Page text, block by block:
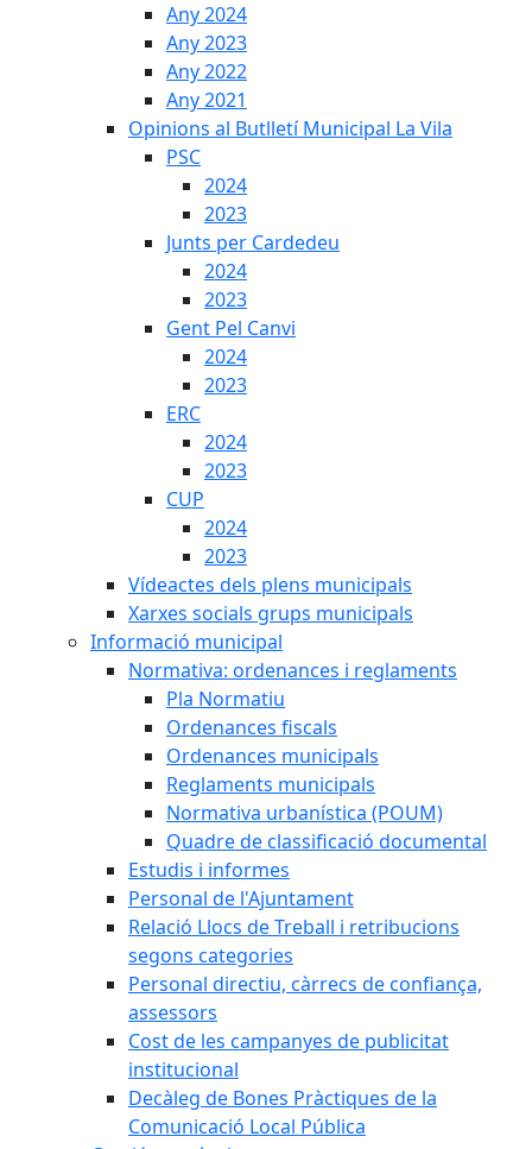
Any 2024
Any 2023
Any 2022
Any 2021
Opinions al Butlletí Municipal La Vila
PSC
2024
2023
Junts per Cardedeu
2024
2023
Gent Pel Canvi
2024
2023
ERC
2024
2023
CUP
2024
2023
Vídeactes dels plens municipals
Xarxes socials grups municipals
Informació municipal
Normativa: ordenances i reglaments
Pla Normatiu
Ordenances fiscals
Ordenances municipals
Reglaments municipals
Normativa urbanística (POUM)
Quadre de classificació documental
Estudis i informes
Personal de l'Ajuntament
Relació Llocs de Treball i retribucions
segons categories
Personal directiu, càrrecs de confiança,
assessors
Cost de les campanyes de publicitat
institucional
Decàleg de Bones Pràctiques de la
Comunicació Local Pública